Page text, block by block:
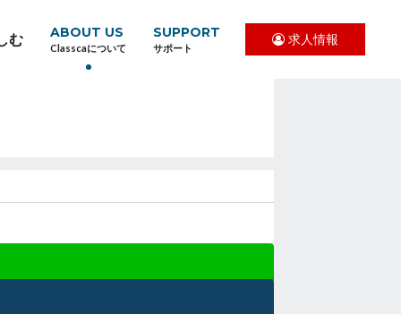
む ABOUT US
Classcaについて
SUPPORT
サポート
求人情報